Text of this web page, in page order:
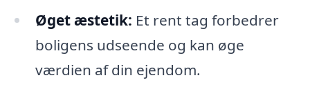
Øget æstetik: Et rent tag forbedrer
boligens udseende og kan øge
værdien af din ejendom.